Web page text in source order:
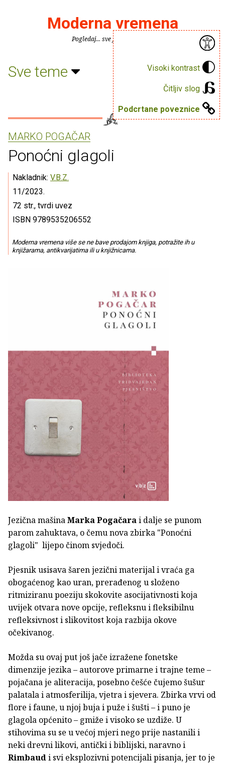
Visoki kontrast
Čitljiv slog
Podcrtane poveznice
Moderna vremena
Pogledaj... sve je puno knjiga.
Sve teme
MARKO POGAČAR
Ponoćni glagoli
Nakladnik: V.B.Z.
11/2023.
72 str., tvrdi uvez
ISBN 9789535206552
Moderna vremena više se ne bave prodajom knjiga, potražite ih u
knjižarama, antikvarijatima ili u knjižnicama.
Jezična mašinaMarka Pogačarai dalje se punom
parom zahuktava, o čemu nova zbirka "Ponoćni
glagoli" lijepo činom svjedoči.
Pjesnik usisava šaren jezični materijal i vraća ga
obogaćenog kao uran, prerađenog u složeno
ritmiziranu poeziju skokovite asocijativnosti koja
uvijek otvara nove opcije, refleksnu i fleksibilnu
refleksivnost i slikovitost koja razbija okove
očekivanog.
Možda su ovaj put još jače izražene fonetske
dimenzije jezika – autorove primarne i trajne teme –
pojačana je aliteracija, posebno češće čujemo šušur
palatala i atmosferilija, vjetra i sjevera. Zbirka vrvi od
flore i faune, u njoj buja i puže i šušti – i puno je
glagola općenito – gmiže i visoko se uzdiže. U
stihovima su se u većoj mjeri nego prije nastanili i
neki drevni likovi, antički i biblijski, naravno i
Rimbaudi svi eksplozivni potencijali pisanja, jer to je